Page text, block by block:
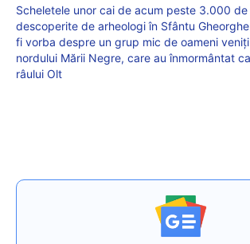
Scheletele unor cai de acum peste 3.000 de
descoperite de arheologi în Sfântu
fi vorba despre un grup mic de oameni
nordului Mării Negre, care au înmormântat
râului Olt